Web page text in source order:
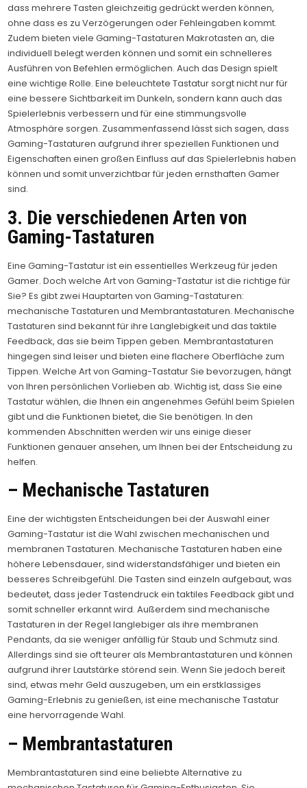
dass mehrere Tasten gleichzeitig gedrückt werden können,
ohne dass es zu Verzögerungen oder Fehleingaben kommt.
Zudem bieten viele Gaming-Tastaturen Makrotasten an, die
individuell belegt werden können und somit ein schnelleres
Ausführen von Befehlen ermöglichen. Auch das Design spielt
eine wichtige Rolle. Eine beleuchtete Tastatur sorgt nicht nur für
eine bessere Sichtbarkeit im Dunkeln, sondern kann auch das
Spielerlebnis verbessern und für eine stimmungsvolle
Atmosphäre sorgen. Zusammenfassend lässt sich sagen, dass
Gaming-Tastaturen aufgrund ihrer speziellen Funktionen und
Eigenschaften einen großen Einfluss auf das Spielerlebnis haben
können und somit unverzichtbar für jeden ernsthaften Gamer
sind.
3. Die verschiedenen Arten von
Gaming-Tastaturen
Eine Gaming-Tastatur ist ein essentielles Werkzeug für jeden
Gamer. Doch welche Art von Gaming-Tastatur ist die richtige für
Sie? Es gibt zwei Hauptarten von Gaming-Tastaturen:
mechanische Tastaturen und Membrantastaturen. Mechanische
Tastaturen sind bekannt für ihre Langlebigkeit und das taktile
Feedback, das sie beim Tippen geben. Membrantastaturen
hingegen sind leiser und bieten eine flachere Oberfläche zum
Tippen. Welche Art von Gaming-Tastatur Sie bevorzugen, hängt
von Ihren persönlichen Vorlieben ab. Wichtig ist, dass Sie eine
Tastatur wählen, die Ihnen ein angenehmes Gefühl beim Spielen
gibt und die Funktionen bietet, die Sie benötigen. In den
kommenden Abschnitten werden wir uns einige dieser
Funktionen genauer ansehen, um Ihnen bei der Entscheidung zu
helfen.
– Mechanische Tastaturen
Eine der wichtigsten Entscheidungen bei der Auswahl einer
Gaming-Tastatur ist die Wahl zwischen mechanischen und
membranen Tastaturen. Mechanische Tastaturen haben eine
höhere Lebensdauer, sind widerstandsfähiger und bieten ein
besseres Schreibgefühl. Die Tasten sind einzeln aufgebaut, was
bedeutet, dass jeder Tastendruck ein taktiles Feedback gibt und
somit schneller erkannt wird. Außerdem sind mechanische
Tastaturen in der Regel langlebiger als ihre membranen
Pendants, da sie weniger anfällig für Staub und Schmutz sind.
Allerdings sind sie oft teurer als Membrantastaturen und können
aufgrund ihrer Lautstärke störend sein. Wenn Sie jedoch bereit
sind, etwas mehr Geld auszugeben, um ein erstklassiges
Gaming-Erlebnis zu genießen, ist eine mechanische Tastatur
eine hervorragende Wahl.
– Membrantastaturen
Membrantastaturen sind eine beliebte Alternative zu